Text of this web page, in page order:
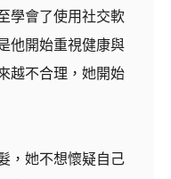
學會了使用社交軟
他開始重視健康與
越不合理，她開始
，她不想懷疑自己